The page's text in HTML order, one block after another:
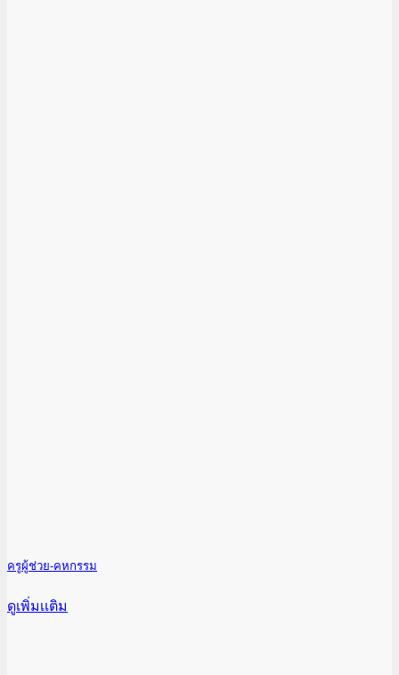
ครูผู้ช่วย-คหกรรม
ดูเพิ่มเเติม